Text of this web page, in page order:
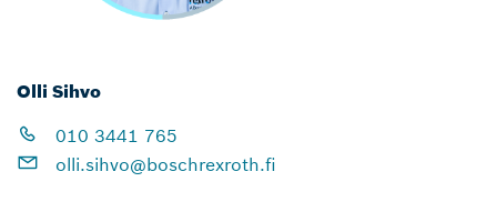
Olli Sihvo
010 3441 765
olli.sihvo@boschrexroth.fi